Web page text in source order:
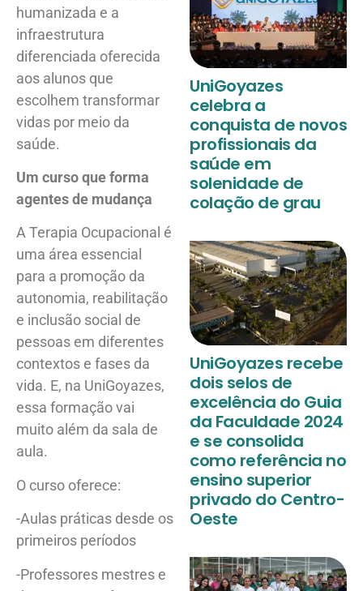
humanizada e a
infraestrutura
diferenciada oferecida
aos alunos que
escolhem transformar
vidas por meio da
saúde.
Um curso que forma
agentes de mudança
A Terapia Ocupacional é
uma área essencial
para a promoção da
autonomia, reabilitação
e inclusão social de
pessoas em diferentes
contextos e fases da
vida. E, na UniGoyazes,
essa formação vai
muito além da sala de
aula.
O curso oferece:
-Aulas práticas desde os
primeiros períodos
-Professores mestres e
UniGoyazes
celebra a
conquista de novos
profissionais da
saúde em
solenidade de
colação de grau
UniGoyazes recebe
dois selos de
excelência do Guia
da Faculdade 2024
e se consolida
como referência no
ensino superior
privado do Centro-
Oeste